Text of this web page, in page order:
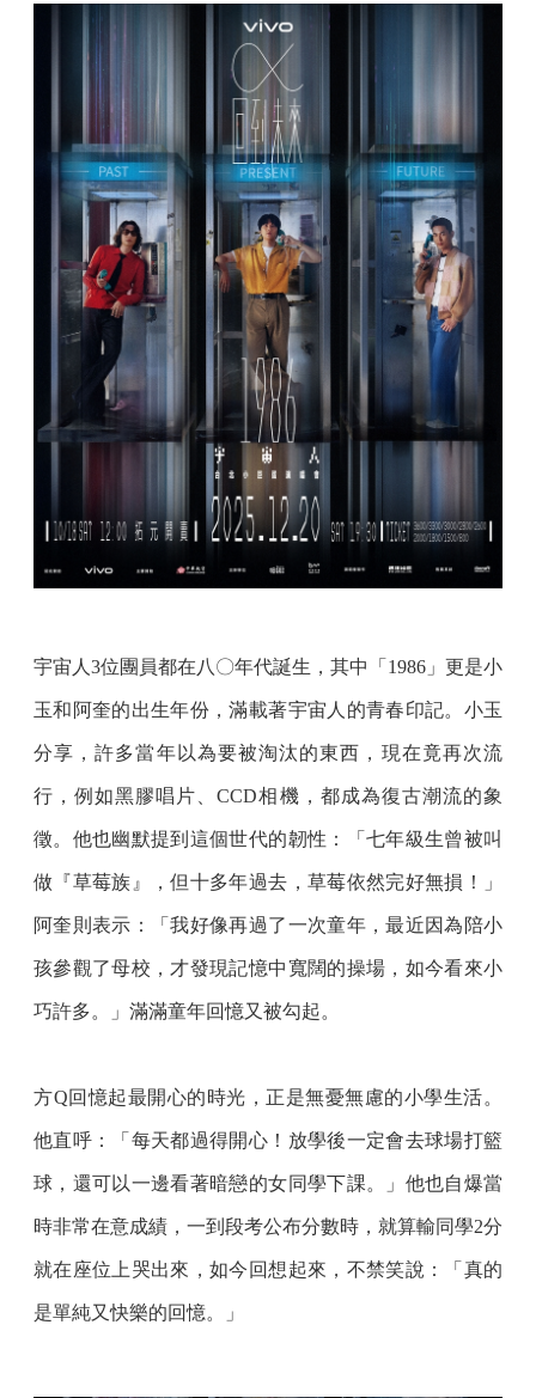
宇宙人3位團員都在八〇年代誕生，其中「1986」更是小
玉和阿奎的出生年份，滿載著宇宙人的青春印記。小玉
分享，許多當年以為要被淘汰的東西，現在竟再次流
行，例如黑膠唱片、CCD相機，都成為復古潮流的象
徵。他也幽默提到這個世代的韌性：「七年級生曾被叫
做『草莓族』，但十多年過去，草莓依然完好無損！」
阿奎則表示：「我好像再過了一次童年，最近因為陪小
孩參觀了母校，才發現記憶中寬闊的操場，如今看來小
巧許多。」滿滿童年回憶又被勾起。
方Q回憶起最開心的時光，正是無憂無慮的小學生活。
他直呼：「每天都過得開心！放學後一定會去球場打籃
球，還可以一邊看著暗戀的女同學下課。」他也自爆當
時非常在意成績，一到段考公布分數時，就算輸同學2分
就在座位上哭出來，如今回想起來，不禁笑說：「真的
是單純又快樂的回憶。」